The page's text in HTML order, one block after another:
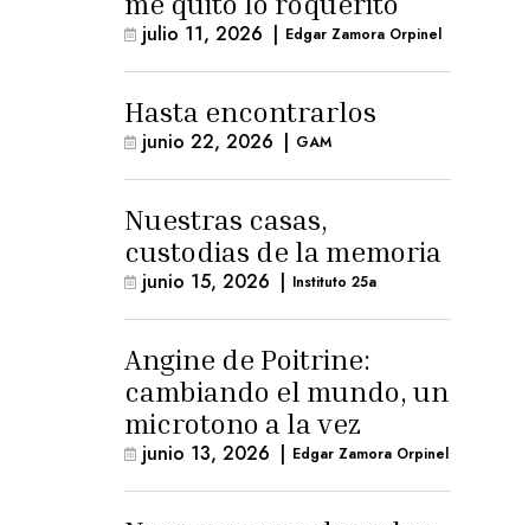
julio 11, 2026 | Edgar Zamora Orpinel
Hasta encontrarlos
junio 22, 2026 | GAM
Nuestras casas,
custodias de la memoria
junio 15, 2026 | Instituto 25a
Angine de Poitrine:
cambiando el mundo, un
microtono a la vez
junio 13, 2026 | Edgar Zamora Orpinel